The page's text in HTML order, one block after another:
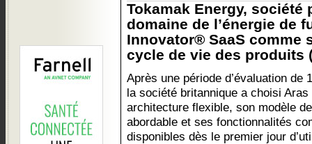
Tokamak Energy, société
domaine de l’énergie de
Innovator® SaaS comme
cycle de vie des produits
Après une période d’évaluation de
la société britannique a choisi Aras
architecture flexible, son modèle
abordable et ses fonctionnalités
disponibles dès le premier jour